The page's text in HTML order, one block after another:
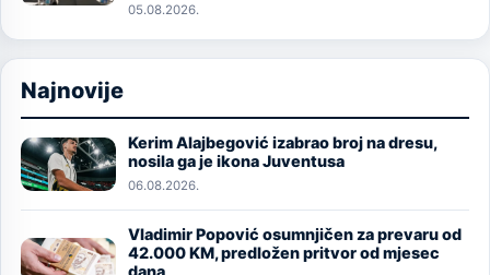
05.08.2026.
Najnovije
Image
Kerim Alajbegović izabrao broj na dresu,
nosila ga je ikona Juventusa
06.08.2026.
Image
Vladimir Popović osumnjičen za prevaru od
42.000 KM, predložen pritvor od mjesec
dana